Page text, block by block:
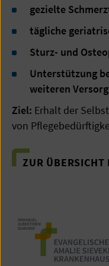
gezielte
tägliche
Sturz- und
Unterstützung
weiteren
Ziel: Erhalt der
von
ZUR ÜBERSICHT